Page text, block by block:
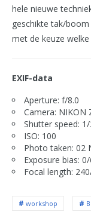
hele nieuwe
geschikte tak/
met de keuze
EXIF-data
Aperture: f/8.0
Camera: NIKON
Shutter speed:
ISO: 100
Photo taken: 02
Exposure bias: 0/
Focal length:
workshop